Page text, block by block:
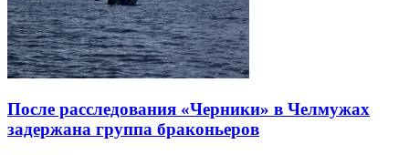
После расследования «Черники» в Челмужах
задержана группа браконьеров